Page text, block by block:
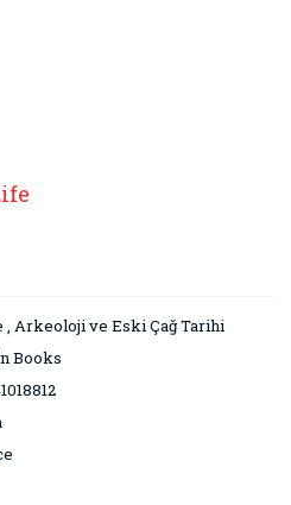
,Arkeoloji ve Eski Çağ Tarihi
Books